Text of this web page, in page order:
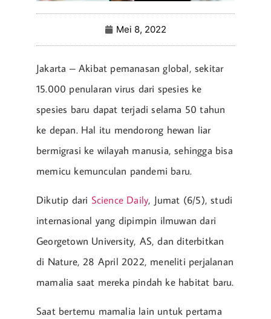
Mei 8, 2022
Jakarta – Akibat pemanasan global, sekitar
15.000 penularan virus dari spesies ke
spesies baru dapat terjadi selama 50 tahun
ke depan. Hal itu mendorong hewan liar
bermigrasi ke wilayah manusia, sehingga bisa
memicu kemunculan pandemi baru.
Dikutip dari Science Daily, Jumat (6/5), studi
internasional yang dipimpin ilmuwan dari
Georgetown University, AS, dan diterbitkan
di Nature, 28 April 2022, meneliti perjalanan
mamalia saat mereka pindah ke habitat baru.
Saat bertemu mamalia lain untuk pertama